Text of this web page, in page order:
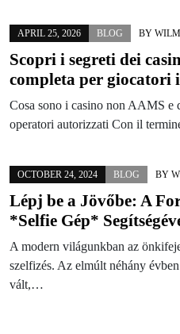
APRIL 25, 2026 BLOG BY
Scopri i segreti dei
completa per giocatori
Cosa sono i casino non AAMS e
operatori autorizzati Con il
OCTOBER 24, 2024 BLOG BY
Lépj be a Jövőbe: A
*Selfie Gép*
A modern világunkban az
szelfizés. Az elmúlt néhány
vált,…